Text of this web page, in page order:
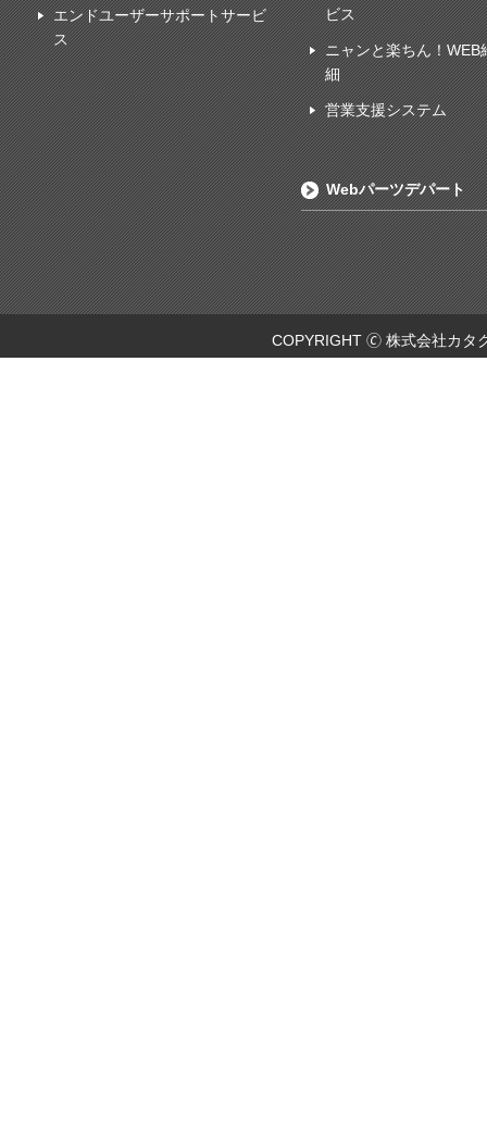
エンドユーザーサポートサービ
ス
ビス
ニャンと楽ちん！WEB
細
営業支援システム
Webパーツデパート
COPYRIGHT 🄫 株式会社カタ